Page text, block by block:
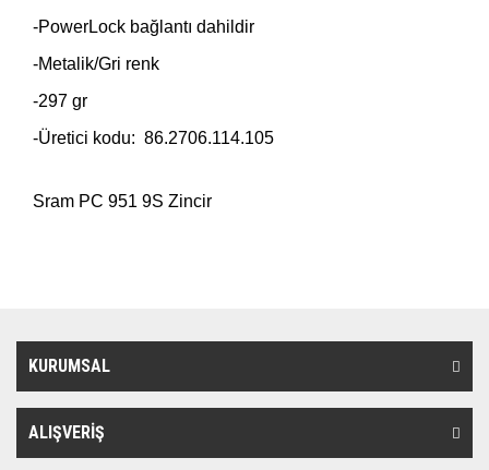
-PowerLock bağlantı dahildir
-Metalik/Gri renk
-297 gr
-Üretici kodu: 86.2706.114.105
Sram PC 951 9S Zincir
KURUMSAL
ALIŞVERİŞ